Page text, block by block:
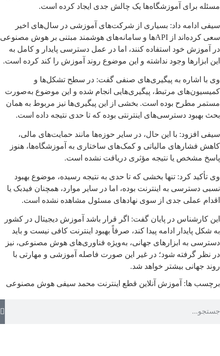
مسئله برای آموزشگاه‌ها یک چالش جدی ایجاد کرده است.
سیفی ادامه داد: بسیاری از شرکت‌های آموزشی در سال‌های اخیر
سعی کرده‌اند از APIها و سامانه‌های هوشمند مبتنی بر هوش مصنوعی
در آموزش خود استفاده کنند، اما در عمل دسترسی پایدار و کامل به
این ابزارها وجود نداشته و این موضوع روند آموزش را کند کرده است.
وی با اشاره به پیگیری‌های صنفی گفت: در سطح تشکل‌ها و
کمیسیون‌های مرتبط، پیگیری‌هایی انجام شده و این موضوع به‌صورت
مستمر مطرح بوده است. بخشی از این پیگیری‌ها نیز مربوط به همان
بحث بهبود دسترسی‌های اینترنتی بوده که تا حدی نتیجه داده است.
سیفی افزود: با این حال، در سایر حوزه‌ها مانند حمایت‌های مالی،
کاهش فشارهای مالیاتی و کمک‌های ساختاری به آموزشگاه‌ها، هنوز
پاسخ مشخص یا نتیجه مؤثری دریافت نشده است.
وی تأکید کرد: تنها بخشی که تا حدی به نتیجه رسیده، موضوع بهبود
نسبی دسترسی به اینترنت بوده، اما در سایر موارد، همچنان فیدبک یا
اقدام عملی جدی از سوی نهادهای مسئول مشاهده نشده است.
این کارشناس در پایان گفت: اگر قرار باشد آموزش دیجیتال در کشور
به شکل پایدار ادامه پیدا کند، صرفاً بهبود اینترنت کافی نیست و باید
دسترسی به ابزارهای جهانی، به‌ویژه فناوری‌های هوش مصنوعی، نیز
در نظر گرفته شود؛ در غیر این صورت فاصله آموزشی و مهارتی با
روند جهانی بیشتر خواهد شد.
برچسب ها: آموزش آنلاین قطع اینترنت محمد سیفی هوش مصنوعی